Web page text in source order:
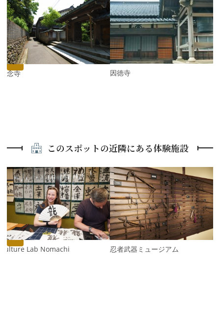
P
r
e
v
i
o
u
s
願念寺 因徳寺
N
e
x
t
このスポットの近隣にある体験施設
P
r
e
v
u
s
Culture Lab Nomachi 忍者武器ミュージアム
N
e
x
t